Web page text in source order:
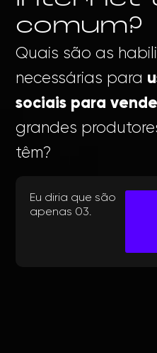
comum?
Quais são as
necessárias para
sociais para
grandes
têm?
Eu diria que são
apenas 03.